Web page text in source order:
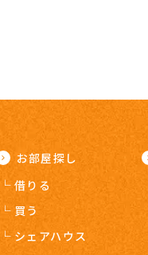
お部屋探し
借りる
買う
シェアハウス